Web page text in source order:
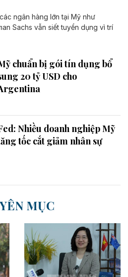
ngân hàng lớn tại Mỹ như
Sachs vẫn siết tuyển dụng vì trí
chuẩn bị gói tín dụng bổ
20 tỷ USD cho
Nhiều doanh nghiệp Mỹ
tốc cắt giảm nhân sự
MỤC